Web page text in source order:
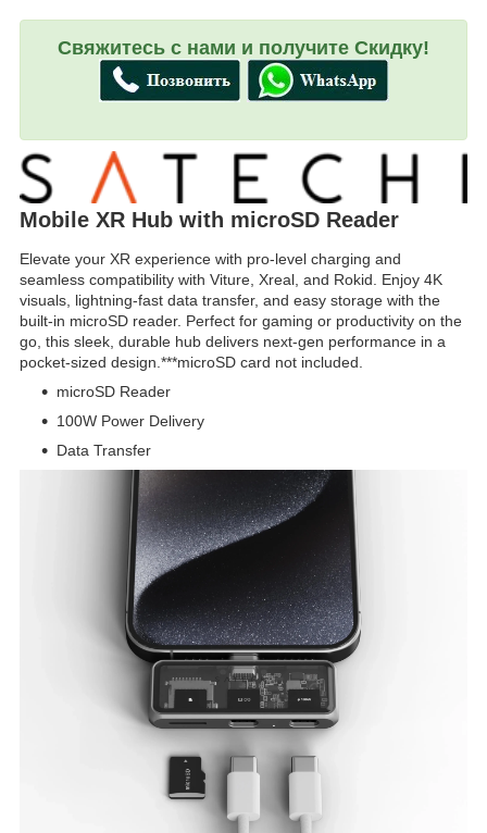
Свяжитесь с нами и получите Скидку!
Mobile XR Hub with microSD Reader
Elevate your XR experience with pro-level charging and
seamless compatibility with Viture, Xreal, and Rokid. Enjoy 4K
visuals, lightning-fast data transfer, and easy storage with the
built-in microSD reader. Perfect for gaming or productivity on the
go, this sleek, durable hub delivers next-gen performance in a
pocket-sized design.***microSD card not included.
microSD Reader
100W Power Delivery
Data Transfer